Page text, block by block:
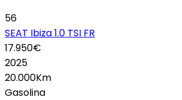
56
SEAT Ibiza 1.0 TSI FR
17.950€
2025
20.000Km
Gasolina